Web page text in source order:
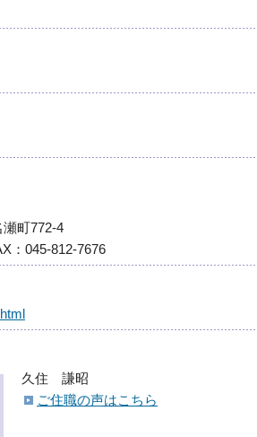
町772-4
：045-812-7676
久住 謙昭
ご住職の声はこちら